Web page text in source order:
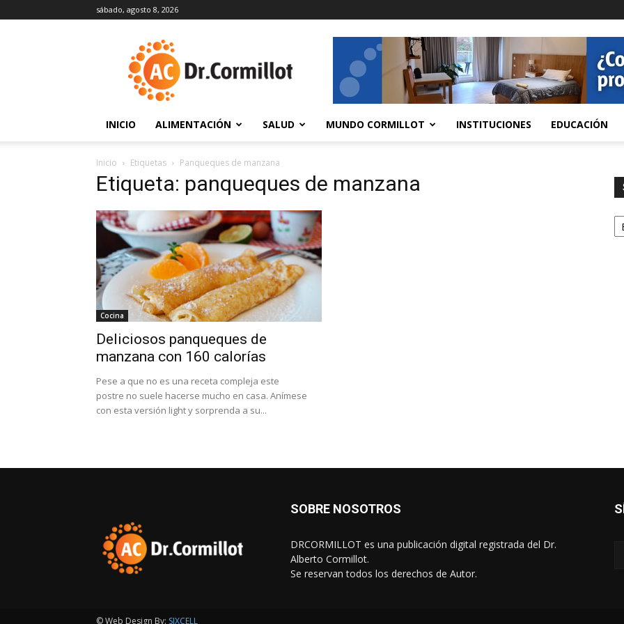
sábado, agosto 8, 2026
INICIO ALIMENTACIÓN SALUD MUNDO CORMILLOT INSTITUCIONES EDUCACIÓN
Inicio Etiquetas Panqueques de manzana
Etiqueta: panqueques de manzana
Cocina
Deliciosos panqueques de
manzana con 160 calorías
Pese a que no es una receta compleja este
postre no suele hacerse mucho en casa. Anímese
con esta versión light y sorprenda a su...
SOBRE NOSOTROS
DRCORMILLOT es una publicación digital registrada del Dr.
Alberto Cormillot.
Se reservan todos los derechos de Autor.
© Web Design By: SIXCELL